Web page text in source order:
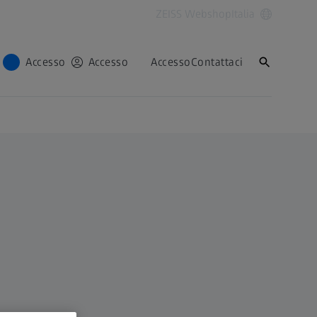
Accesso Accesso AccessoContattaci